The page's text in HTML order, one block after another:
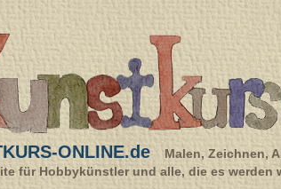
ONLINE.de
Malen, Zeichnen,
für Hobbykünstler und alle, die es werden